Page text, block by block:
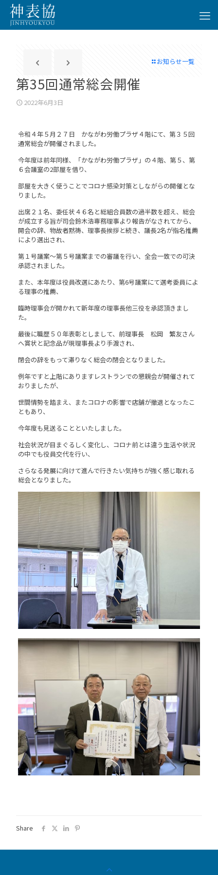
お知らせ一覧
第35回通常総会開催
2022年6月3日
令和４年５月２７日 かながわ労働プラザ４階にて、第３５回
通常総会が開催されました。
今年度は前年同様、「かながわ労働プラザ」の４階、第５、第
６会議室の2部屋を借り、
部屋を大きく使うことでコロナ感染対策としながらの開催とな
りました。
出席２１名、委任状４６名と総組合員数の過半数を超え、総会
が成立する旨が司会鈴木浩専務理事より報告がなされてから、
開会の辞、物故者黙祷、理事長挨拶と続き、議長2名が指名推薦
により選出され、
第１号議案～第５号議案までの審議を行い、全会一致での可決
承認されました。
また、本年度は役員改選にあたり、第6号議案にて選考委員によ
る理事の推薦、
臨時理事会が開かれて新年度の理事長他三役を承認頂きまし
た。
最後に職歴５０年表彰としまして、前理事長 松岡 繁友さん
へ賞状と記念品が現理事長より手渡され、
閉会の辞をもって滞りなく総会の閉会となりました。
例年ですと上階にありますレストランでの懇親会が開催されて
おりましたが、
世間情勢を踏まえ、またコロナの影響で店舗が撤退となったこ
ともあり、
今年度も見送ることといたしました。
社会状況が目まぐるしく変化し、コロナ前とは違う生活や状況
の中でも役員交代を行い、
さらなる発展に向けて進んで行きたい気持ちが強く感じ取れる
総会となりました。
Share